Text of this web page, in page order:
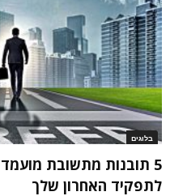
בלוגים
5 תובנות מתשובת
לתפקיד האחרון שלך